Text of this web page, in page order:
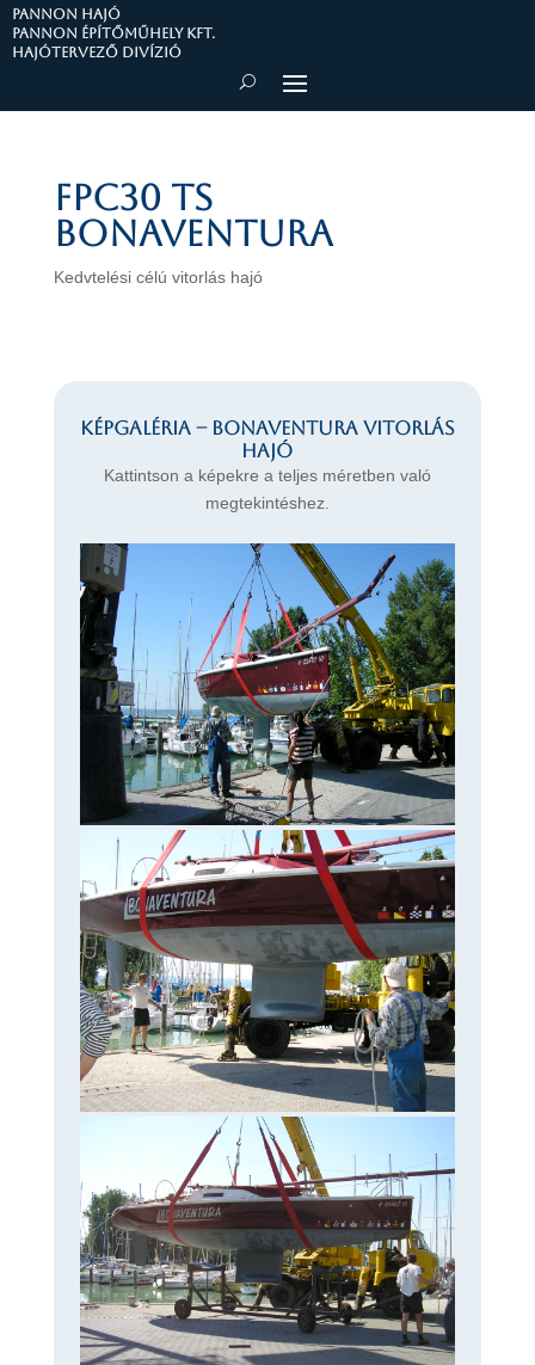
PANNON HAJÓ
Pannon Építőműhely Kft.
Hajótervező divízió
FPC30 TS
Bonaventura
Kedvtelési célú vitorlás hajó
Képgaléria – Bonaventura vitorlás
hajó
Kattintson a képekre a teljes méretben való
megtekintéshez.